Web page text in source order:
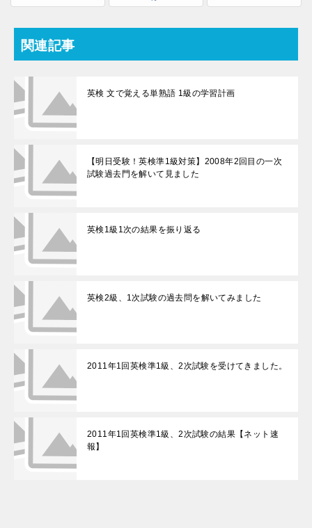
関連記事
英検 文で覚える単熟語 1級の学習計画
【明日受験！英検準1級対策】2008年2回目の一次
試験過去門を解いて見ました
英検1級1次の結果を振り返る
英検2級、1次試験の過去問を解いてみました
2011年1回英検準1級、2次試験を受けてきました。
2011年1回英検準1級、2次試験の結果【ネット速
報】